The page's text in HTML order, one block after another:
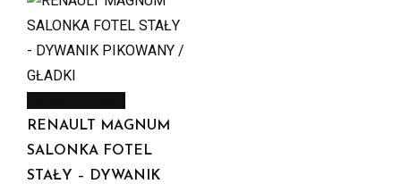
RENAULT MAGNUM
SALONKA FOTEL
STAŁY – DYWANIK